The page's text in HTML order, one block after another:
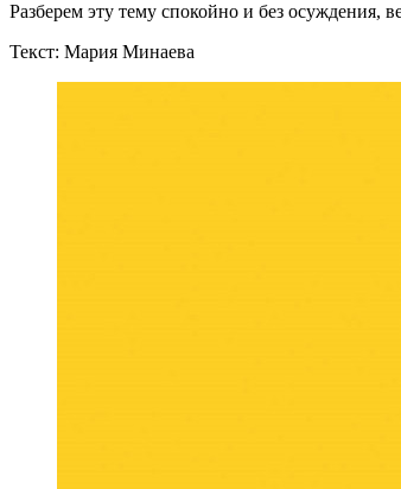
Разберем эту тему спокойно и без осуждения,
Текст: Мария Минаева